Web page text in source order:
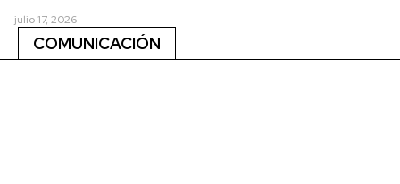
julio 17, 2026
COMUNICACIÓN